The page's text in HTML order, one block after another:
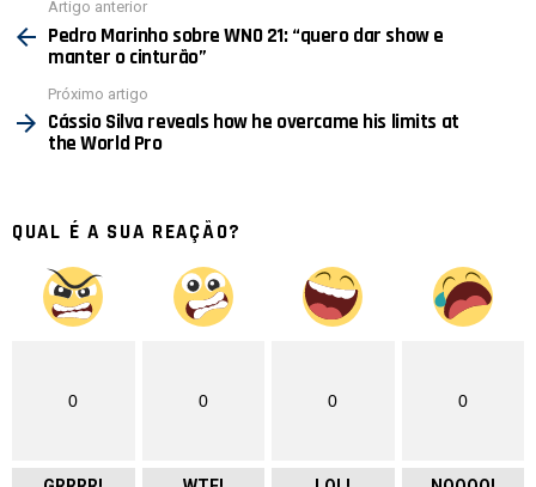
mais
Artigo anterior
Pedro Marinho sobre WNO 21: “quero dar show e
manter o cinturão”
Próximo artigo
Cássio Silva reveals how he overcame his limits at
the World Pro
QUAL É A SUA REAÇÃO?
0 0 0 0